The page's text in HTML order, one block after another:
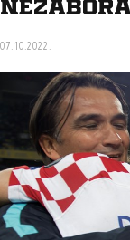
07.10.2022.